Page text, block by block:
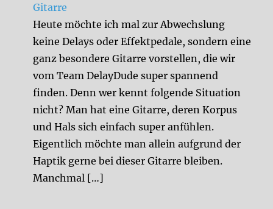
Gitarre
Heute möchte ich mal zur Abwechslung
keine Delays oder Effektpedale, sondern eine
ganz besondere Gitarre vorstellen, die wir
vom Team DelayDude super spannend
finden. Denn wer kennt folgende Situation
nicht? Man hat eine Gitarre, deren Korpus
und Hals sich einfach super anfühlen.
Eigentlich möchte man allein aufgrund der
Haptik gerne bei dieser Gitarre bleiben.
Manchmal […]